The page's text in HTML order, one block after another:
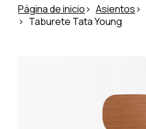
Página de inicio Asientos
Taburete Tata Young